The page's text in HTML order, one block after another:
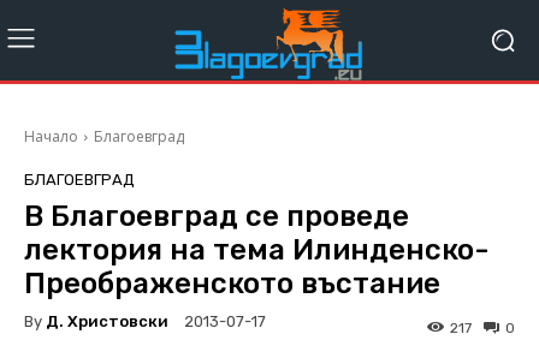
Начало Благоевград
БЛАГОЕВГРАД
В Благоевград се проведе
лектория на тема Илинденско-
Преображенското въстание
By Д. Христовски 2013-07-17 0
217